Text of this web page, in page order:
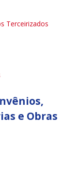
Terceirizados
e Obras